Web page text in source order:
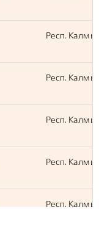
Респ.
Респ.
Респ.
Респ.
Респ.